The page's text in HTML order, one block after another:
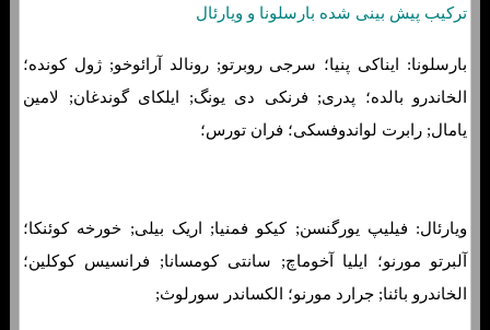
ترکیب پیش بینی شده بارسلونا و ویارئال
بارسلونا: ایناکی پنیا؛ سرجی روبرتو; رونالد آرائوخو; ژول کونده؛
الخاندرو بالده؛ پدری; فرنکی دی یونگ; ایلکای گوندغان; لامین
یامال; رابرت لواندوفسکی؛ فران تورس؛
ویارئال: فیلیپ یورگنسن; کیکو فمنیا; اریک بیلی; خورخه کوئنکا؛
آلبرتو مورنو؛ ایلیا آخوماچ; سانتی کومسانا; فرانسیس کوکلین؛
الخاندرو بائنا; جرارد مورنو؛ الکساندر سورلوث;